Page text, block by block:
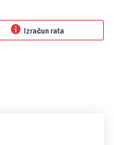
Izračun rata